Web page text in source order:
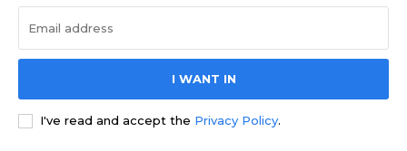
I WANT IN
I've read and accept the Privacy Policy.